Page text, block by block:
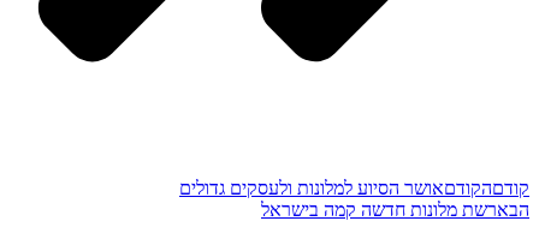
קודםהקודםאושר הסיוע למלונות ולעסקים גדולים
הבארשת מלונות חדשה קמה בישראל